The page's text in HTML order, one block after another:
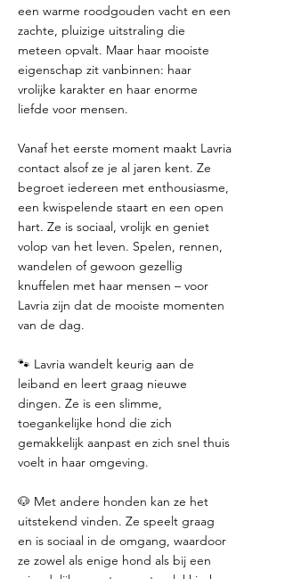
een warme roodgouden vacht en een
zachte, pluizige uitstraling die
meteen opvalt. Maar haar mooiste
eigenschap zit vanbinnen: haar
vrolijke karakter en haar enorme
liefde voor mensen.
Vanaf het eerste moment maakt Lavria
contact alsof ze je al jaren kent. Ze
begroet iedereen met enthousiasme,
een kwispelende staart en een open
hart. Ze is sociaal, vrolijk en geniet
volop van het leven. Spelen, rennen,
wandelen of gewoon gezellig
knuffelen met haar mensen – voor
Lavria zijn dat de mooiste momenten
van de dag.
🐾 Lavria wandelt keurig aan de
leiband en leert graag nieuwe
dingen. Ze is een slimme,
toegankelijke hond die zich
gemakkelijk aanpast en zich snel thuis
voelt in haar omgeving.
🐶 Met andere honden kan ze het
uitstekend vinden. Ze speelt graag
en is sociaal in de omgang, waardoor
ze zowel als enige hond als bij een